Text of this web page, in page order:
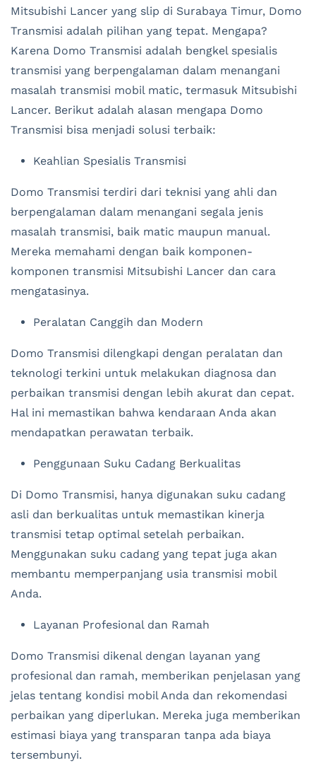
Mitsubishi Lancer yang slip di Surabaya Timur, Domo
Transmisi adalah pilihan yang tepat. Mengapa?
Karena Domo Transmisi adalah bengkel spesialis
transmisi yang berpengalaman dalam menangani
masalah transmisi mobil matic, termasuk Mitsubishi
Lancer. Berikut adalah alasan mengapa Domo
Transmisi bisa menjadi solusi terbaik:
Keahlian Spesialis Transmisi
Domo Transmisi terdiri dari teknisi yang ahli dan
berpengalaman dalam menangani segala jenis
masalah transmisi, baik matic maupun manual.
Mereka memahami dengan baik komponen-
komponen transmisi Mitsubishi Lancer dan cara
mengatasinya.
Peralatan Canggih dan Modern
Domo Transmisi dilengkapi dengan peralatan dan
teknologi terkini untuk melakukan diagnosa dan
perbaikan transmisi dengan lebih akurat dan cepat.
Hal ini memastikan bahwa kendaraan Anda akan
mendapatkan perawatan terbaik.
Penggunaan Suku Cadang Berkualitas
Di Domo Transmisi, hanya digunakan suku cadang
asli dan berkualitas untuk memastikan kinerja
transmisi tetap optimal setelah perbaikan.
Menggunakan suku cadang yang tepat juga akan
membantu memperpanjang usia transmisi mobil
Anda.
Layanan Profesional dan Ramah
Domo Transmisi dikenal dengan layanan yang
profesional dan ramah, memberikan penjelasan yang
jelas tentang kondisi mobil Anda dan rekomendasi
perbaikan yang diperlukan. Mereka juga memberikan
estimasi biaya yang transparan tanpa ada biaya
tersembunyi.